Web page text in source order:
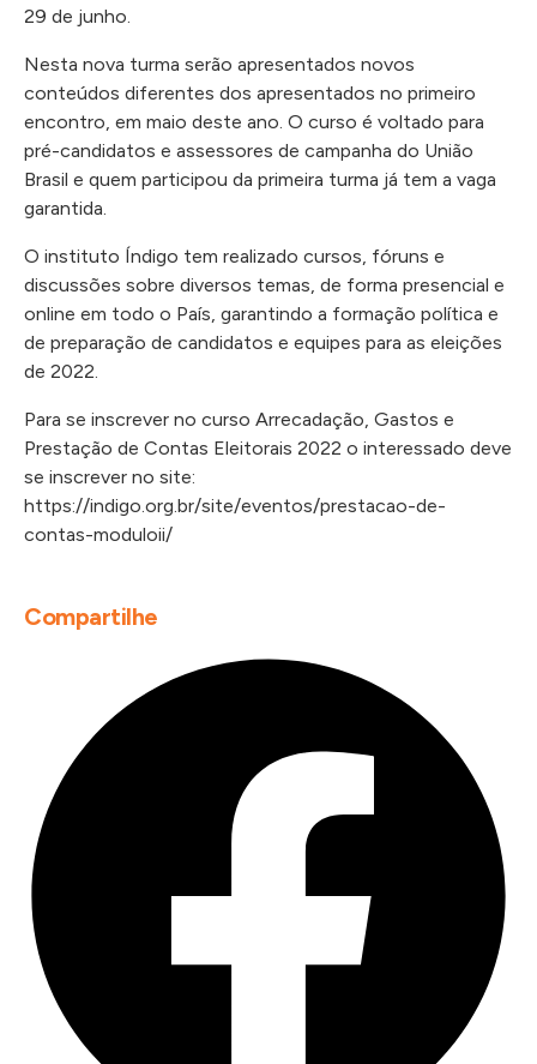
29 de junho.
Nesta nova turma serão apresentados novos
conteúdos diferentes dos apresentados no primeiro
encontro, em maio deste ano. O curso é voltado para
pré-candidatos e assessores de campanha do União
Brasil e quem participou da primeira turma já tem a vaga
garantida.
O instituto Índigo tem realizado cursos, fóruns e
discussões sobre diversos temas, de forma presencial e
online em todo o País, garantindo a formação política e
de preparação de candidatos e equipes para as eleições
de 2022.
Para se inscrever no curso Arrecadação, Gastos e
Prestação de Contas Eleitorais 2022 o interessado deve
se inscrever no site:
https://indigo.org.br/site/eventos/prestacao-de-
contas-moduloii/
Compartilhe